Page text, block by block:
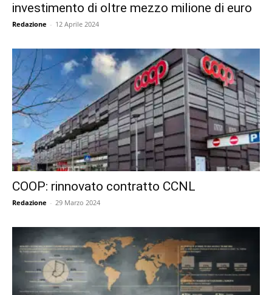
investimento di oltre mezzo milione di euro
Redazione - 12 Aprile 2024
COOP: rinnovato contratto CCNL
Redazione - 29 Marzo 2024